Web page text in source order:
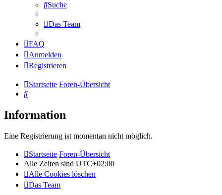
Suche
Das Team
FAQ
Anmelden
Registrieren
Startseite Foren-Übersicht
Suche
Information
Eine Registrierung ist momentan nicht möglich.
Startseite Foren-Übersicht
Alle Zeiten sind UTC+02:00
Alle Cookies löschen
Das Team